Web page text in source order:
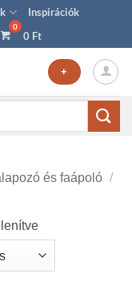
Inspirációk
0 Ft
+
és faápoló /